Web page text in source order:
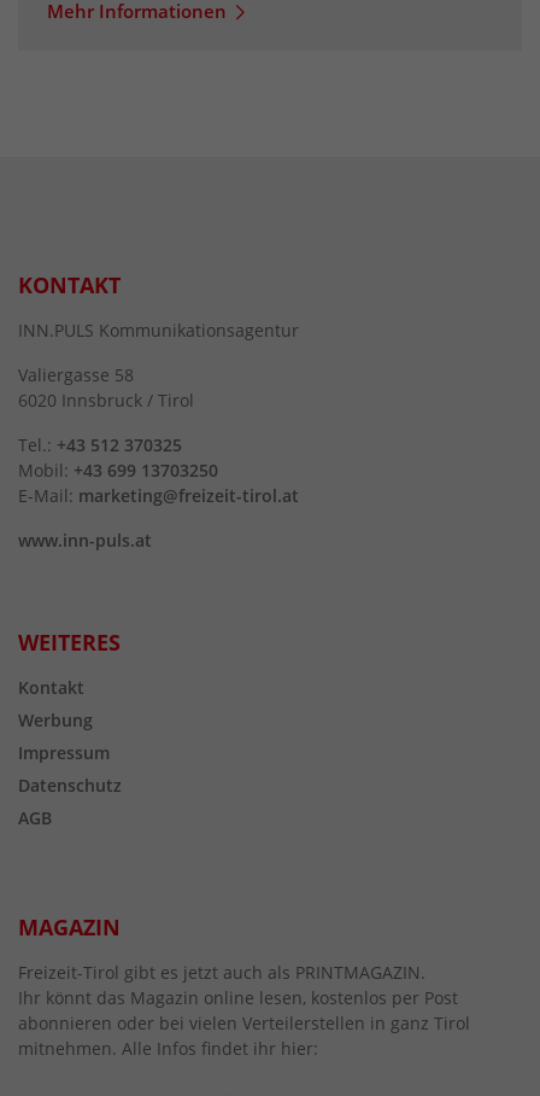
Mehr Informationen
KONTAKT
INN.PULS Kommunikationsagentur
Valiergasse 58
6020 Innsbruck / Tirol
Tel.: +43 512 370325
Mobil: +43 699 13703250
E-Mail: marketing@freizeit-tirol.at
www.inn-puls.at
WEITERES
Kontakt
Werbung
Impressum
Datenschutz
AGB
MAGAZIN
Freizeit-Tirol gibt es jetzt auch als PRINTMAGAZIN.
Ihr könnt das Magazin online lesen, kostenlos per Post
abonnieren oder bei vielen Verteilerstellen in ganz Tirol
mitnehmen. Alle Infos findet ihr hier: